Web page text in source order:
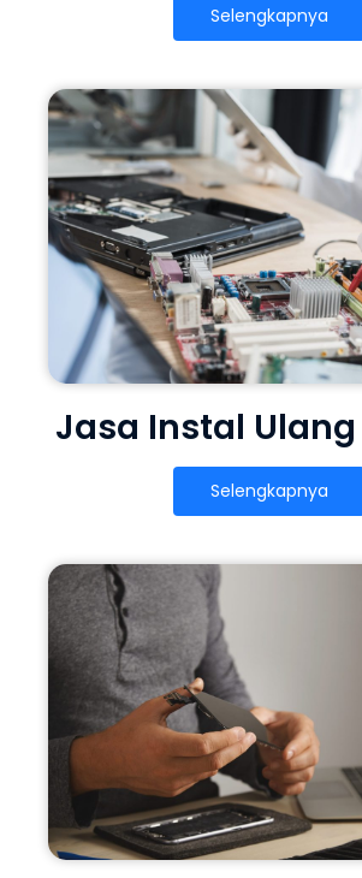
Selengkapnya
Jasa Instal
Selengkapnya